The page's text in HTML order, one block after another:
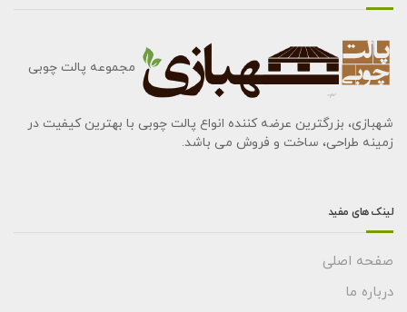
مجموعه پالت چوبی
شهبازی، بزرگترین عرضه کننده انواع پالت چوبی با بهترین کیفیت در
زمینه طراحی، ساخت و فروش می باشد.
لینک های مفید
صفحه اصلی
درباره ما